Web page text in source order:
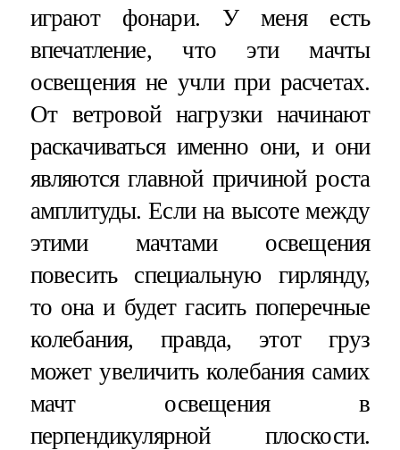
играют фонари. У меня есть
впечатление, что эти мачты
освещения не учли при расчетах.
От ветровой нагрузки начинают
раскачиваться именно они, и они
являются главной причиной роста
амплитуды. Если на высоте между
этими мачтами освещения
повесить специальную гирлянду,
то она и будет гасить поперечные
колебания, правда, этот груз
может увеличить колебания самих
мачт освещения в
перпендикулярной плоскости.